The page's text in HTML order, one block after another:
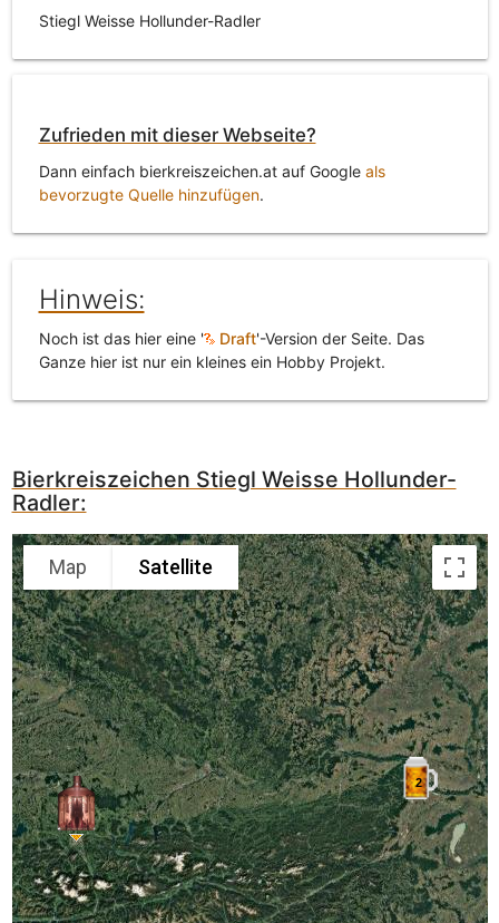
Stiegl Weisse Hollunder-Radler
Zufrieden mit dieser Webseite?
Dann einfach bierkreiszeichen.at auf Google als
bevorzugte Quelle hinzufügen.
Hinweis:
Noch ist das hier eine ' Draft'-Version der Seite. Das
Ganze hier ist nur ein kleines ein Hobby Projekt.
Bierkreiszeichen Stiegl Weisse Hollunder-
Radler:
2
Map Satellite